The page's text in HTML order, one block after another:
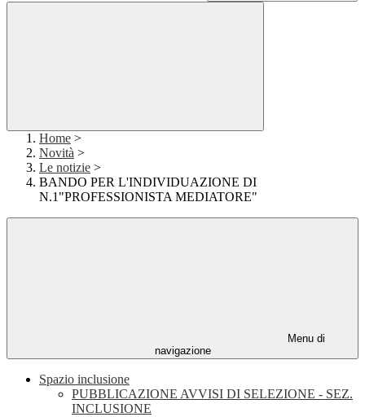
Home >
Novità >
Le notizie >
BANDO PER L'INDIVIDUAZIONE DI
N.1"PROFESSIONISTA MEDIATORE"
Menu di
navigazione
Spazio inclusione
PUBBLICAZIONE AVVISI DI SELEZIONE - SEZ.
INCLUSIONE